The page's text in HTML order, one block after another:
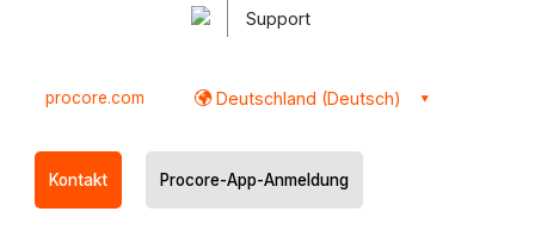
Support
procore.com Deutschland (Deutsch)
Kontakt Procore-App-Anmeldung